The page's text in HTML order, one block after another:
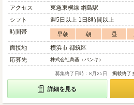
アクセス
東急東横線 綱島駅
シフト
週5日以上 1日8時間以上
時間帯
早朝 朝 昼
面接地
横浜市 都筑区
応募先
株式会社萬基（バンキ）
募集終了日時：8月25日 掲載終了
詳細を見る